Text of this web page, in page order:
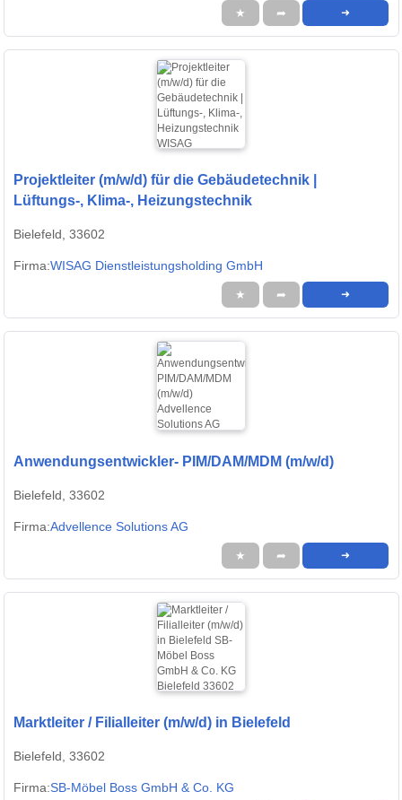
★ ➦ ➜
Projektleiter (m/w/d) für die Gebäudetechnik |
Lüftungs-, Klima-, Heizungstechnik
Bielefeld, 33602
Firma:WISAG Dienstleistungsholding GmbH
★ ➦ ➜
Anwendungsentwickler- PIM/DAM/MDM (m/w/d)
Bielefeld, 33602
Firma:Advellence Solutions AG
★ ➦ ➜
Marktleiter / Filialleiter (m/w/d) in Bielefeld
Bielefeld, 33602
Firma:SB-Möbel Boss GmbH & Co. KG